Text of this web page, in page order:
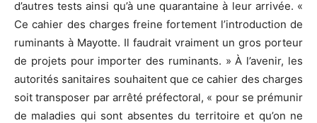
d’autres tests ainsi qu’à une quarantaine à leur arrivée. «
Ce cahier des charges freine fortement l’introduction de
ruminants à Mayotte. Il faudrait vraiment un gros porteur
de projets pour importer des ruminants. » À l’avenir, les
autorités sanitaires souhaitent que ce cahier des charges
soit transposer par arrêté préfectoral, « pour se prémunir
de maladies qui sont absentes du territoire et qu’on ne